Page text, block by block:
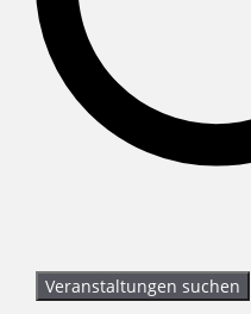
Veranstaltungen suchen